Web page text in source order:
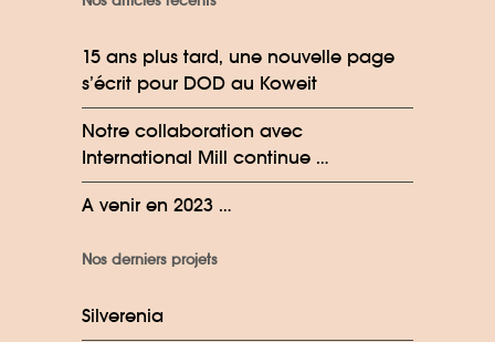
15 ans plus tard, une nouvelle page
s’écrit pour DOD au Koweit
Notre collaboration avec
International Mill continue …
A venir en 2023 …
Nos derniers projets
Silverenia